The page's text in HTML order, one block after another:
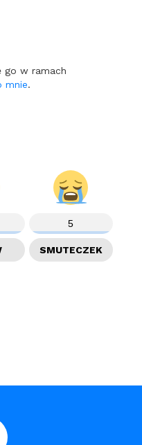
go w ramach
mnie.
5
SMUTECZEK